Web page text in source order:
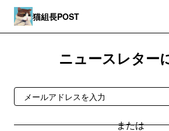
猫組長POST
ニュースレター